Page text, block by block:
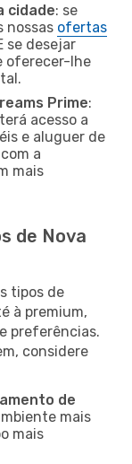
cidade: se
nossas ofertas
se desejar
oferecer-lhe
Prime:
acesso a
e aluguer de
a
mais
de Nova
tipos de
à premium,
preferências.
considere
de
mais
mais